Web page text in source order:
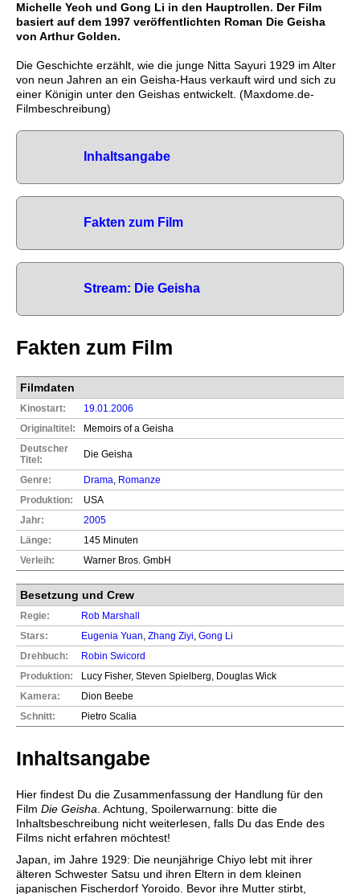
Michelle Yeoh und Gong Li in den Hauptrollen. Der Film
basiert auf dem 1997 veröffentlichten Roman Die Geisha
von Arthur Golden.
Die Geschichte erzählt, wie die junge Nitta Sayuri 1929 im Alter
von neun Jahren an ein Geisha-Haus verkauft wird und sich zu
einer Königin unter den Geishas entwickelt. (Maxdome.de-
Filmbeschreibung)
Inhaltsangabe
Fakten zum Film
Stream: Die Geisha
Fakten zum Film
Filmdaten
Kinostart:
19.01.2006
Originaltitel:
Memoirs of a Geisha
Deutscher
Titel:
Die Geisha
Genre: Drama, Romanze
Produktion:
USA
Jahr:
2005
Länge:
145 Minuten
Verleih:
Warner Bros. GmbH
Besetzung und Crew
Regie:
Rob Marshall
Stars:
Eugenia Yuan, Zhang Ziyi, Gong Li
Drehbuch:
Robin Swicord
Produktion:
Lucy Fisher, Steven Spielberg, Douglas Wick
Kamera:
Dion Beebe
Schnitt:
Pietro Scalia
Inhaltsangabe
Hier findest Du die Zusammenfassung der Handlung für den
Film Die Geisha . Achtung, Spoilerwarnung: bitte die
Inhaltsbeschreibung nicht weiterlesen, falls Du das Ende des
Films nicht erfahren möchtest!
Japan, im Jahre 1929: Die neunjährige Chiyo lebt mit ihrer
älteren Schwester Satsu und ihren Eltern in dem kleinen
japanischen Fischerdorf Yoroido. Bevor ihre Mutter stirbt,